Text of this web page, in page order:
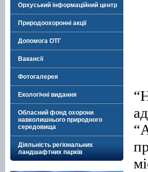
Орхуський інформаційний центр
Природоохоронні акції
Допомога ОТГ
Вакансії
Фотогалерея
Екологічні видання
Обласний фонд охорони
навколишнього природного
середовища
Діяльність регіональних
ландшафтних парків